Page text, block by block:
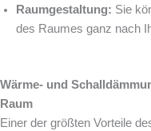
Raumgestaltung: Sie
des Raumes ganz nach
Wärme- und
Raum
Einer der größten Vorteile